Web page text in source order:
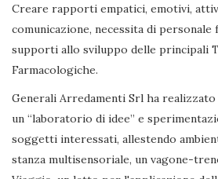
Creare rapporti empatici, emotivi,
comunicazione, necessita di personale
supporti allo sviluppo delle principali
Farmacologiche.
Generali Arredamenti Srl ha
un “laboratorio di idee” e
soggetti interessati, allestendo
stanza multisensoriale, un vagone-